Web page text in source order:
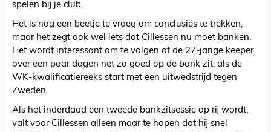
spelen bij je club.
Het is nog een beetje te vroeg om conclusies te trekken,
maar het zegt ook wel iets dat Cillessen nu moet banken.
Het wordt interessant om te volgen of de 27-jarige keeper
over een paar dagen net zo goed op de bank zit, als de
WK-kwalificatiereeks start met een uitwedstrijd tegen
Zweden.
Als het inderdaad een tweede bankzitsessie op rij wordt,
valt voor Cillessen alleen maar te hopen dat hij snel